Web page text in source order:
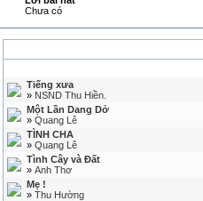
Chưa có
Tiếng xưa
» NSND Thu Hiền.
Một Lần Dang Dở
» Quang Lê
TÌNH CHA
» Quang Lê
Tình Cây và Đất
» Anh Thơ
Mẹ !
» Thu Hường